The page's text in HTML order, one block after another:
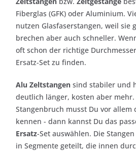
Fiberglas (GFK) oder Aluminium.
nutzen Glasfaserstangen, weil sie
brechen aber auch schneller.
oft schon der richtige
Ersatz-Set zu finden.
Alu Zeltstangen sind stabiler und
deutlich länger, kosten aber mehr.
Stangenbruch musst Du vor allem
kennen - dann kannst Du das
Ersatz-Set auswählen. Die
in Segmente geteilt, die innen